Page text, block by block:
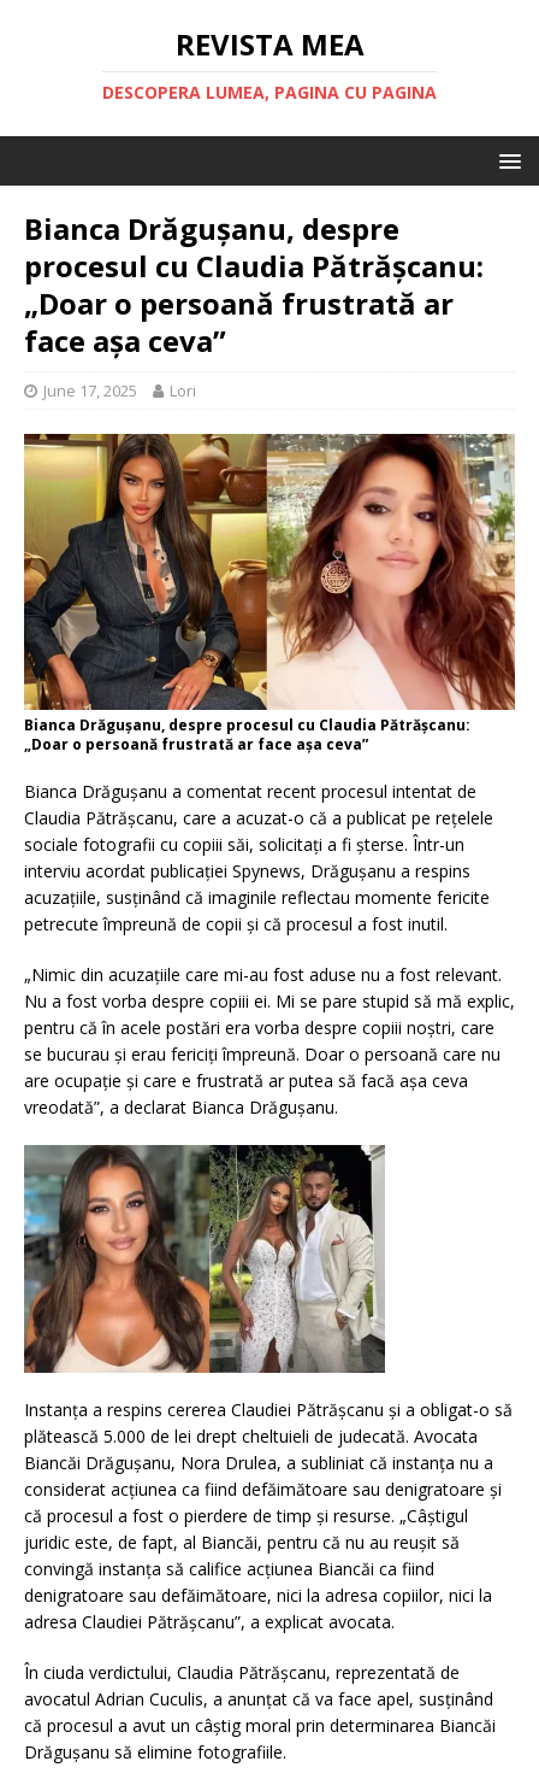
REVISTA MEA
DESCOPERA LUMEA, PAGINA CU PAGINA
Bianca Drăgușanu, despre
procesul cu Claudia Pătrășcanu:
„Doar o persoană frustrată ar
face așa ceva”
June 17, 2025 Lori
Bianca Drăgușanu, despre procesul cu Claudia Pătrășcanu:
„Doar o persoană frustrată ar face așa ceva”
Bianca Drăgușanu a comentat recent procesul intentat de
Claudia Pătrășcanu, care a acuzat-o că a publicat pe rețelele
sociale fotografii cu copiii săi, solicitați a fi șterse. Într-un
interviu acordat publicației Spynews, Drăgușanu a respins
acuzațiile, susținând că imaginile reflectau momente fericite
petrecute împreună de copii și că procesul a fost inutil.
„Nimic din acuzațiile care mi-au fost aduse nu a fost relevant.
Nu a fost vorba despre copiii ei. Mi se pare stupid să mă explic,
pentru că în acele postări era vorba despre copiii noștri, care
se bucurau și erau fericiți împreună. Doar o persoană care nu
are ocupație și care e frustrată ar putea să facă așa ceva
vreodată”, a declarat Bianca Drăgușanu.
Instanța a respins cererea Claudiei Pătrășcanu și a obligat-o să
plătească 5.000 de lei drept cheltuieli de judecată. Avocata
Biancăi Drăgușanu, Nora Drulea, a subliniat că instanța nu a
considerat acțiunea ca fiind defăimătoare sau denigratoare și
că procesul a fost o pierdere de timp și resurse. „Câștigul
juridic este, de fapt, al Biancăi, pentru că nu au reușit să
convingă instanța să califice acțiunea Biancăi ca fiind
denigratoare sau defăimătoare, nici la adresa copiilor, nici la
adresa Claudiei Pătrășcanu”, a explicat avocata.
În ciuda verdictului, Claudia Pătrășcanu, reprezentată de
avocatul Adrian Cuculis, a anunțat că va face apel, susținând
că procesul a avut un câștig moral prin determinarea Biancăi
Drăgușanu să elimine fotografiile.